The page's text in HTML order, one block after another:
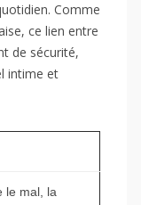
Comme
ce lien entre
de sécurité,
intime et
le mal, la